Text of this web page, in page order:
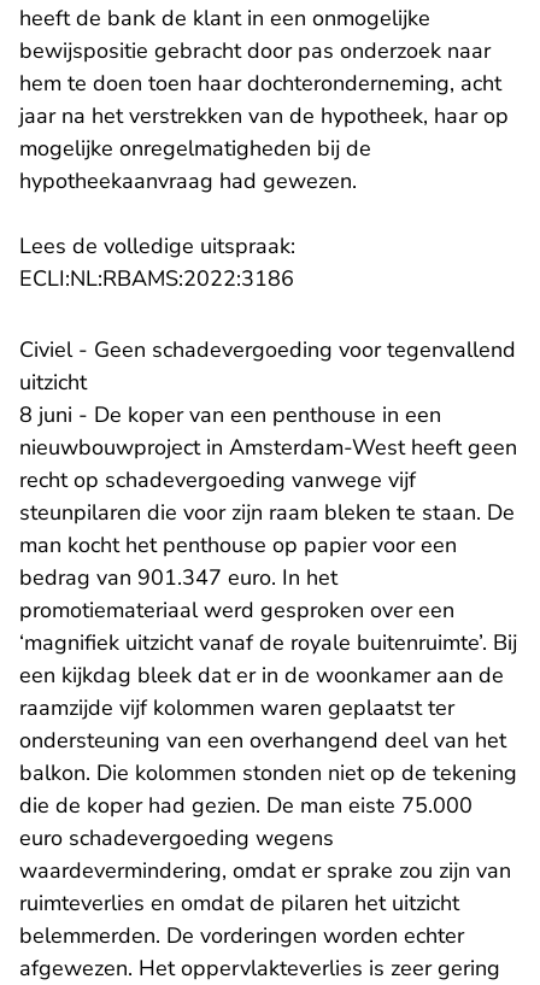
heeft de bank de klant in een onmogelijke
bewijspositie gebracht door pas onderzoek naar
hem te doen toen haar dochteronderneming, acht
jaar na het verstrekken van de hypotheek, haar op
mogelijke onregelmatigheden bij de
hypotheekaanvraag had gewezen.
Lees de volledige uitspraak:
ECLI:NL:RBAMS:2022:3186
Civiel - Geen schadevergoeding voor tegenvallend
uitzicht
8 juni - De koper van een penthouse in een
nieuwbouwproject in Amsterdam-West heeft geen
recht op schadevergoeding vanwege vijf
steunpilaren die voor zijn raam bleken te staan. De
man kocht het penthouse op papier voor een
bedrag van 901.347 euro. In het
promotiemateriaal werd gesproken over een
‘magnifiek uitzicht vanaf de royale buitenruimte’. Bij
een kijkdag bleek dat er in de woonkamer aan de
raamzijde vijf kolommen waren geplaatst ter
ondersteuning van een overhangend deel van het
balkon. Die kolommen stonden niet op de tekening
die de koper had gezien. De man eiste 75.000
euro schadevergoeding wegens
waardevermindering, omdat er sprake zou zijn van
ruimteverlies en omdat de pilaren het uitzicht
belemmerden. De vorderingen worden echter
afgewezen. Het oppervlakteverlies is zeer gering